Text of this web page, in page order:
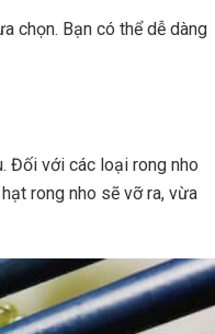
chọn. Bạn có thể dễ dàng
Đối với các loại rong nho
rong nho sẽ vỡ ra, vừa